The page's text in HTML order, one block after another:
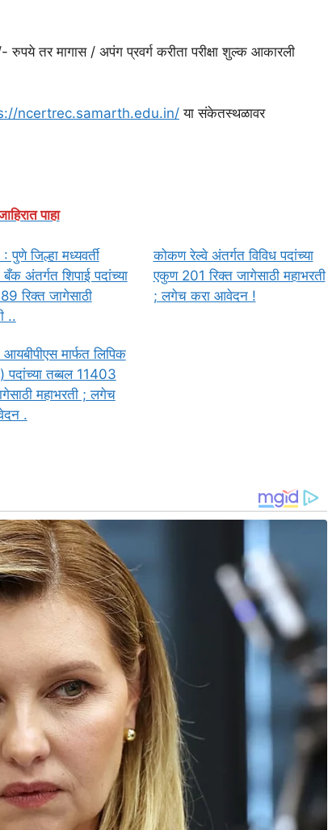
तर मागास / अपंग प्रवर्ग करीता परीक्षा शुल्क आकारली
ncertrec.samarth.edu.in/ या संकेतस्थळावर
पाहा
पुणे जिल्हा मध्यवर्ती
अंतर्गत शिपाई पदांच्या
रिक्त जागेसाठी
..
कोकण रेल्वे अंतर्गत विविध पदांच्या
एकुण 201 रिक्त जागेसाठी महाभरती
; लगेच करा आवेदन !
मार्फत लिपिक
पदांच्या तब्बल 11403
महाभरती ; लगेच
.